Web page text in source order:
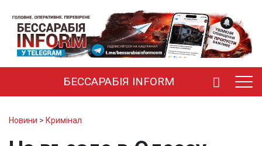
БЕССАРАБІЯ INFORM
Новини > Кримінал